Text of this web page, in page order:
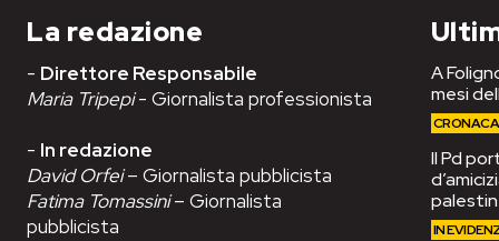
La redazione
- Direttore Responsabile
Maria Tripepi- Giornalista professionista
- In redazione
David Orfei– Giornalista pubblicista
Fatima Tomassini– Giornalista
pubblicista
A
mesi
CRONACA
Il Pd
IN